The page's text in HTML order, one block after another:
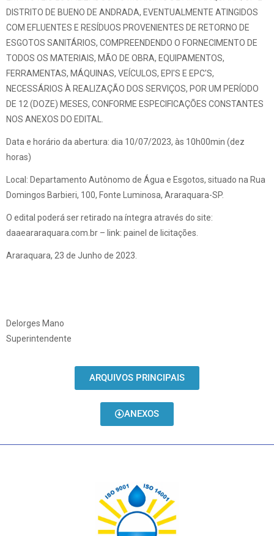
DISTRITO DE BUENO DE ANDRADA, EVENTUALMENTE ATINGIDOS
COM EFLUENTES E RESÍDUOS PROVENIENTES DE RETORNO DE
ESGOTOS SANITÁRIOS, COMPREENDENDO O FORNECIMENTO DE
TODOS OS MATERIAIS, MÃO DE OBRA, EQUIPAMENTOS,
FERRAMENTAS, MÁQUINAS, VEÍCULOS, EPI'S E EPC'S,
NECESSÁRIOS À REALIZAÇÃO DOS SERVIÇOS, POR UM PERÍODO
DE 12 (DOZE) MESES, CONFORME ESPECIFICAÇÕES CONSTANTES
NOS ANEXOS DO EDITAL.
Data e horário da abertura: dia 10/07/2023, às 10h00min (dez
horas)
Local: Departamento Autônomo de Água e Esgotos, situado na Rua
Domingos Barbieri, 100, Fonte Luminosa, Araraquara-SP.
O edital poderá ser retirado na íntegra através do site:
daaeararaquara.com.br – link: painel de licitações.
Araraquara, 23 de Junho de 2023.
Delorges Mano
Superintendente
ARQUIVOS PRINCIPAIS
ANEXOS